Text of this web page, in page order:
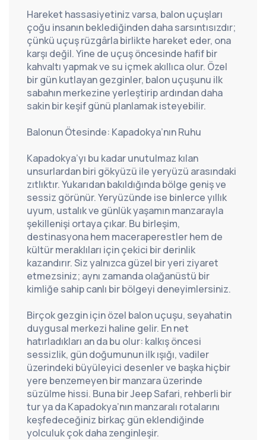
Hareket hassasiyetiniz varsa, balon uçuşları
çoğu insanın beklediğinden daha sarsıntısızdır;
çünkü uçuş rüzgârla birlikte hareket eder, ona
karşı değil. Yine de uçuş öncesinde hafif bir
kahvaltı yapmak ve su içmek akıllıca olur. Özel
bir gün kutlayan gezginler, balon uçuşunu ilk
sabahın merkezine yerleştirip ardından daha
sakin bir keşif günü planlamak isteyebilir.
Balonun Ötesinde: Kapadokya’nın Ruhu
Kapadokya’yı bu kadar unutulmaz kılan
unsurlardan biri gökyüzü ile yeryüzü arasındaki
zıtlıktır. Yukarıdan bakıldığında bölge geniş ve
sessiz görünür. Yeryüzünde ise binlerce yıllık
uyum, ustalık ve günlük yaşamın manzarayla
şekillenişi ortaya çıkar. Bu birleşim,
destinasyona hem maceraperestler hem de
kültür meraklıları için çekici bir derinlik
kazandırır. Siz yalnızca güzel bir yeri ziyaret
etmezsiniz; aynı zamanda olağanüstü bir
kimliğe sahip canlı bir bölgeyi deneyimlersiniz.
Birçok gezgin için özel balon uçuşu, seyahatin
duygusal merkezi haline gelir. En net
hatırladıkları an da bu olur: kalkış öncesi
sessizlik, gün doğumunun ilk ışığı, vadiler
üzerindeki büyüleyici desenler ve başka hiçbir
yere benzemeyen bir manzara üzerinde
süzülme hissi. Buna bir Jeep Safari, rehberli bir
tur ya da Kapadokya’nın manzaralı rotalarını
keşfedeceğiniz birkaç gün eklendiğinde
yolculuk çok daha zenginleşir.